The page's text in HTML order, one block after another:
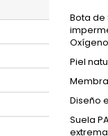
Bota
Piel
Diseño
Suela